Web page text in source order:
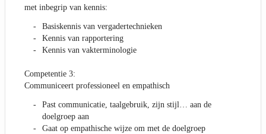
met inbegrip van kennis:
Basiskennis van vergadertechnieken
Kennis van rapportering
Kennis van vakterminologie
Competentie 3:
Communiceert professioneel en empathisch
Past communicatie, taalgebruik, zijn stijl… aan de
doelgroep aan
Gaat op empathische wijze om met de doelgroep